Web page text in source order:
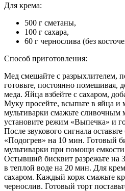
Для крема:
500 г сметаны,
100 г сахара,
60 г чернослива (без
Способ приготовления:
Мед смешайте с разрыхлителем,
готовьте, постоянно помешивая,
меда. Яйца взбейте с сахаром,
Муку просейте, всыпьте в яйца и
мультиварки смажьте сливочным
установите режим «Выпечка» и
После звукового сигнала
«Подогрев» на 10 мин. Готовый
мультиварки при помощи емкости
Остывший бисквит разрежьте на
в теплой воде на 20 мин. Для
сахаром. Каждый корж смажьте
чернослив. Готовый торт